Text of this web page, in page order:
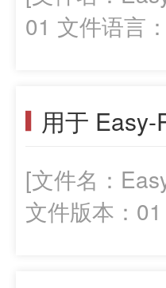
01 文件语言
用于
[文件名：
文件版本：